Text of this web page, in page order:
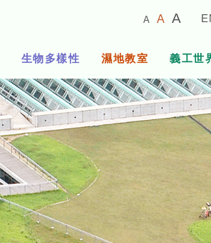
A
較
A
預
字
體
大
小
A
的
字
體
生物多樣性 濕地教室 義工世